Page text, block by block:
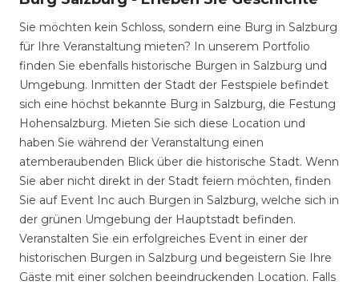
Sie möchten kein Schloss, sondern eine Burg in Salzburg
für Ihre Veranstaltung mieten? In unserem Portfolio
finden Sie ebenfalls historische Burgen in Salzburg und
Umgebung. Inmitten der Stadt der Festspiele befindet
sich eine höchst bekannte Burg in Salzburg, die Festung
Hohensalzburg. Mieten Sie sich diese Location und
haben Sie während der Veranstaltung einen
atemberaubenden Blick über die historische Stadt. Wenn
Sie aber nicht direkt in der Stadt feiern möchten, finden
Sie auf Event Inc auch Burgen in Salzburg, welche sich in
der grünen Umgebung der Hauptstadt befinden.
Veranstalten Sie ein erfolgreiches Event in einer der
historischen Burgen in Salzburg und begeistern Sie Ihre
Gäste mit einer solchen beeindruckenden Location. Falls